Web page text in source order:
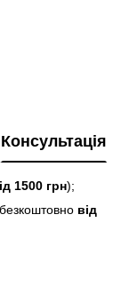
Консультація
1500 грн);
від